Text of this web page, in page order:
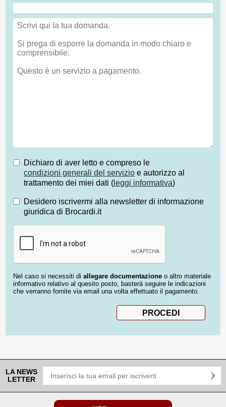
Dichiaro di aver letto e compreso le
condizioni generali del servizio e autorizzo al
trattamento dei miei dati ( leggi informativa)
Desidero iscrivermi alla newsletter di informazione
giuridica di Brocardi.it
Nel caso si necessiti di allegare documentazione o altro materiale
informativo relativo al quesito posto, basterà seguire le indicazioni
che verranno fornite via email una volta effettuato il pagamento.
LA NEWS
LETTER